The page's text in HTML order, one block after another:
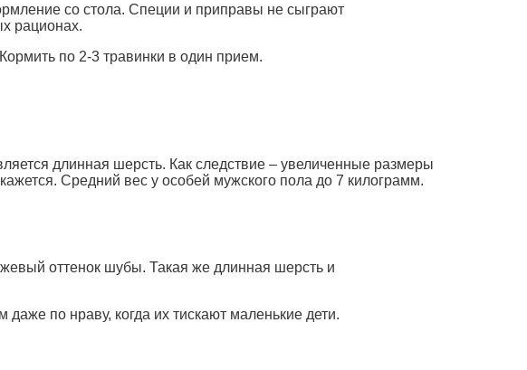
со стола. Специи и приправы не сыграют
рационах.
по 2-3 травинки в один прием.
длинная шерсть. Как следствие – увеличенные размеры
Средний вес у особей мужского пола до 7 килограмм.
оттенок шубы. Такая же длинная шерсть и
по нраву, когда их тискают маленькие дети.